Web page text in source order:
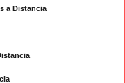
a Distancia